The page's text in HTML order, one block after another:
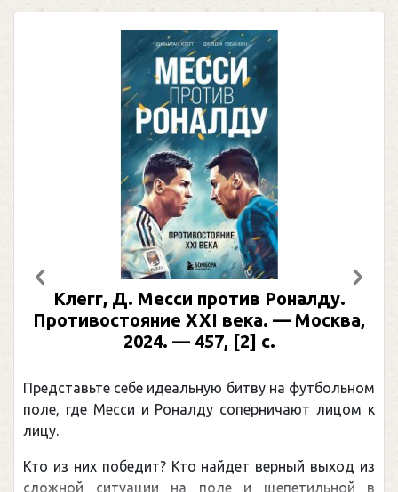
Клегг, Д. Месси против Роналду.
Противостояние XXI века. — Москва,
2024. — 457, [2] с.
Представьте себе идеальную битву на футбольном
поле, где Месси и Роналду соперничают лицом к
лицу.
Кто из них победит? Кто найдет верный выход из
сложной ситуации на поле и щепетильной в
Предыдущий